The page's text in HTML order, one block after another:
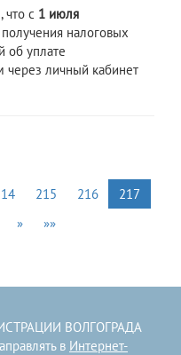
что с 1 июля
налоговых
об уплате
через личный кабинет
215 216
217
» »»
ВОЛГОГРАДА
в Интернет-